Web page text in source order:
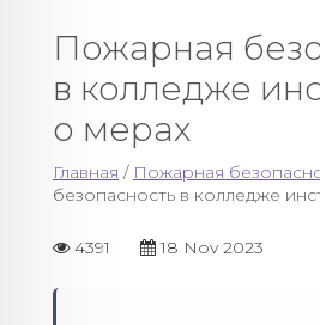
Пожарная
в колледже
о мерах
Главная / Пожарная
безопасность в колледже
4391 18 Nov 2023